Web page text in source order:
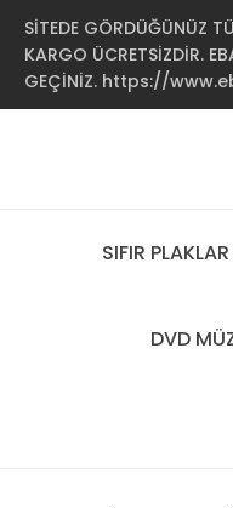
SİTEDE GÖRDÜĞÜNÜZ
KARGO ÜCRETSİZDİR.
GEÇİNİZ. https://
SIFIR
DVD